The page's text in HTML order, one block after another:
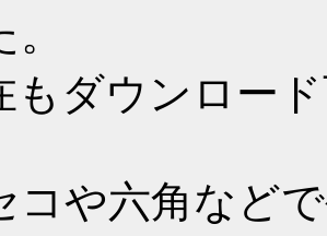
もダウンロー
コや六角など